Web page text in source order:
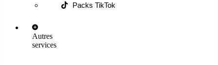
Packs TikTok
Autres
services